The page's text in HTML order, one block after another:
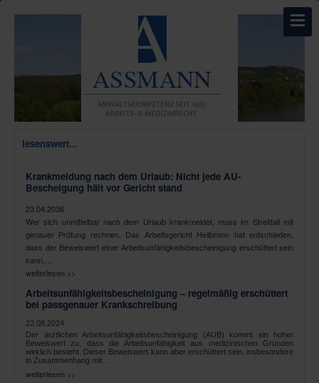
lesenswert...
Krankmeldung nach dem Urlaub: Nicht jede AU-
Bescheigung hält vor Gericht stand
23.04.2036
Wer sich unmittelbar nach dem Urlaub krankmeldet, muss im Streitfall mit
genauer Prüfung rechnen. Das Arbeitsgericht Heilbronn hat entschieden,
dass der Beweiswert einer Arbeitsunfähigkeitsbescheinigung erschüttert sein
kann,…
weiterlesen >>
Arbeitsunfähigkeitsbescheinigung – regelmäßig erschüttert
bei passgenauer Krankschreibung
22.08.2024
Der ärztlichen Arbeitsunfähigkeitsbescheinigung (AUB) kommt ein hoher
Beweiswert zu, dass die Arbeitsunfähigkeit aus medizinischen Gründen
wirklich besteht. Dieser Beweiswert kann aber erschüttert sein, insbesondere
in Zusammenhang mit…
weiterlesen >>